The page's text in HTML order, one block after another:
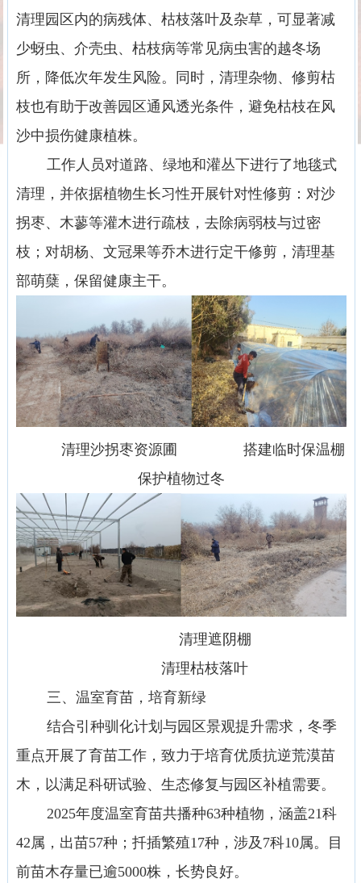
清理园区内的病残体、枯枝落叶及杂草，可显著减
少蚜虫、介壳虫、枯枝病等常见病虫害的越冬场
所，降低次年发生风险。同时，清理杂物、修剪枯
枝也有助于改善园区通风透光条件，避免枯枝在风
沙中损伤健康植株。
工作人员对道路、绿地和灌丛下进行了地毯式
清理，并依据植物生长习性开展针对性修剪：对沙
拐枣、木蓼等灌木进行疏枝，去除病弱枝与过密
枝；对胡杨、文冠果等乔木进行定干修剪，清理基
部萌蘖，保留健康主干。
清理沙拐枣资源圃 搭建临时保温棚
保护植物过冬
清理遮阴棚
清理枯枝落叶
三、温室育苗，培育新绿
结合引种驯化计划与园区景观提升需求，冬季
重点开展了育苗工作，致力于培育优质抗逆荒漠苗
木，以满足科研试验、生态修复与园区补植需要。
2025年度温室育苗共播种63种植物，涵盖21科
42 属，出苗57种；扦插繁殖17种，涉及 7科10属。目
前苗木存量已逾5000株，长势良好。